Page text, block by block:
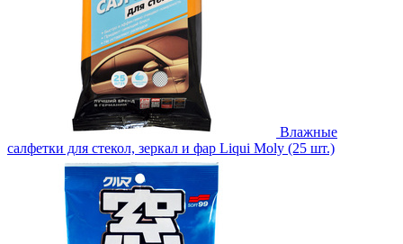
Влажные
салфетки для стекол, зеркал и фар Liqui Moly (25 шт.)